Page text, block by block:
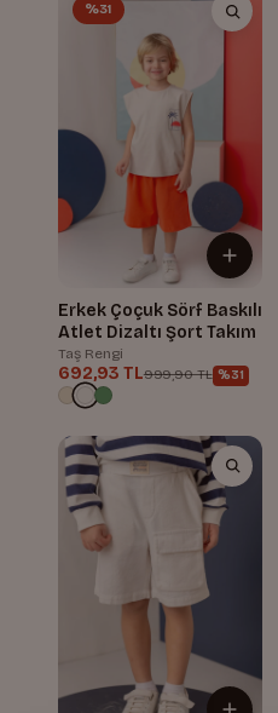
%31
Erkek Çoçuk Sörf Baskılı
Atlet Dizaltı Şort Takım
Taş Rengi
692,93 TL999,90 TL %31